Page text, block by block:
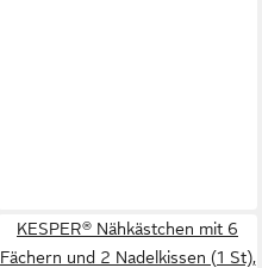
KESPER® Nähkästchen mit 6
Fächern und 2 Nadelkissen (1 St),